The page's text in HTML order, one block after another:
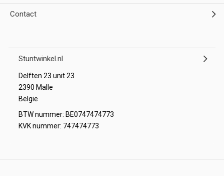
Contact
Stuntwinkel.nl
Delften 23 unit 23
2390 Malle
Belgie
BTW nummer: BE0747474773
KVK nummer: 747474773